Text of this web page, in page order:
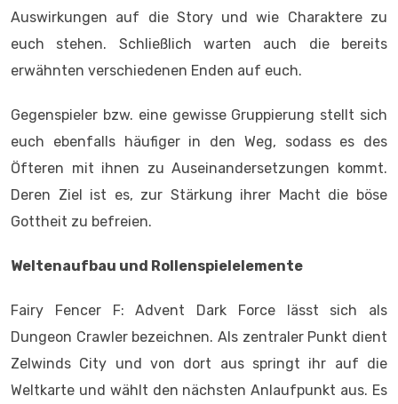
Auswirkungen auf die Story und wie Charaktere zu
euch stehen. Schließlich warten auch die bereits
erwähnten verschiedenen Enden auf euch.
Gegenspieler bzw. eine gewisse Gruppierung stellt sich
euch ebenfalls häufiger in den Weg, sodass es des
Öfteren mit ihnen zu Auseinandersetzungen kommt.
Deren Ziel ist es, zur Stärkung ihrer Macht die böse
Gottheit zu befreien.
Weltenaufbau und Rollenspielelemente
Fairy Fencer F: Advent Dark Force lässt sich als
Dungeon Crawler bezeichnen. Als zentraler Punkt dient
Zelwinds City und von dort aus springt ihr auf die
Weltkarte und wählt den nächsten Anlaufpunkt aus. Es